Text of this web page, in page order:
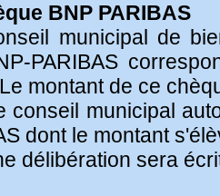
BNP PARIBAS
municipal de
PARIBAS
montant de ce
conseil municipal
dont le montant
délibération sera